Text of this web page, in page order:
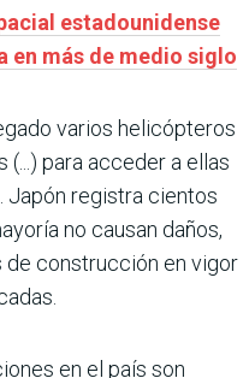
estadounidense
en más de medio siglo
varios helicópteros
para acceder a ellas
Japón registra cientos
no causan daños,
construcción en vigor
en el país son